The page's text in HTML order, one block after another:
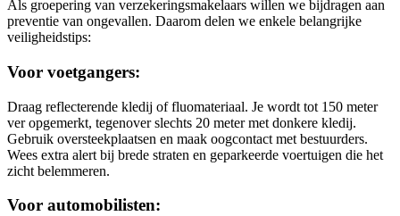
Als groepering van verzekeringsmakelaars willen we bijdragen aan
preventie van ongevallen. Daarom delen we enkele belangrijke
veiligheidstips:
Voor voetgangers:
Draag reflecterende kledij of fluomateriaal. Je wordt tot 150 meter
ver opgemerkt, tegenover slechts 20 meter met donkere kledij.
Gebruik oversteekplaatsen en maak oogcontact met bestuurders.
Wees extra alert bij brede straten en geparkeerde voertuigen die het
zicht belemmeren.
Voor automobilisten: